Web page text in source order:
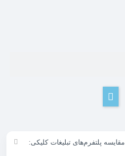
مقایسه پلتفرم‌های تبلیغات کلیکی: